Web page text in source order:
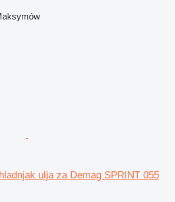
ulja za Demag SPRINT 055